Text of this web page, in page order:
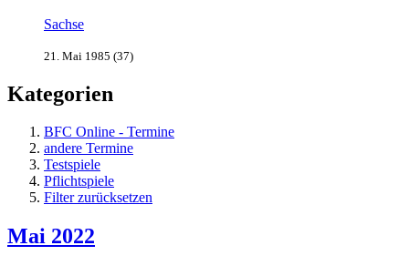
Sachse
21. Mai 1985 (37)
Kategorien
BFC Online - Termine
andere Termine
Testspiele
Pflichtspiele
Filter zurücksetzen
Mai 2022